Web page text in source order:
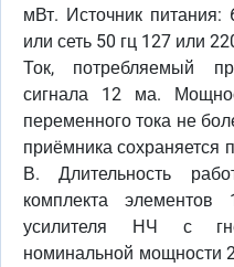
мВт. Источник
или сеть 50 гц 127 или
Ток, потребляемый
сигнала 12 ма.
переменного тока не
приёмника сохраняется
В. Длительность
комплекта элементов
усилителя НЧ с
номинальной мощности